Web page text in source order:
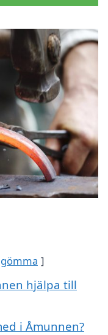
gömma
hjälpa till
i Åmunnen?